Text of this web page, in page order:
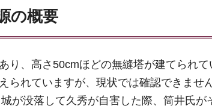
の概要
り、高さ50cmほどの無縫塔が建てられ
られていますが、現状では確認できま
が没落して久秀が自害した際、筒井氏